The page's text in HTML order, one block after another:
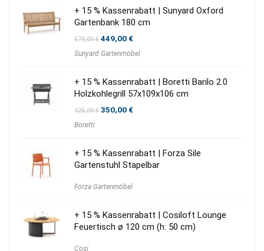
+ 15 % Kassenrabatt | Sunyard Oxford
Gartenbank 180 cm
579,00€ Ursprünglicher
war:
449,00€Aktueller
ist:
Sunyard Gartenmöbel
+ 15 % Kassenrabatt | Boretti Barilo 2.0
Holzkohlegrill 57x109x106 cm
425,00€ Ursprünglicher
350,00€Aktueller
Boretti
+ 15 % Kassenrabatt | Forza Sile
Gartenstuhl Stapelbar
Forza Gartenmöbel
+ 15 % Kassenrabatt | Cosiloft Lounge
Feuertisch ø 120 cm (h: 50 cm)
Cosi